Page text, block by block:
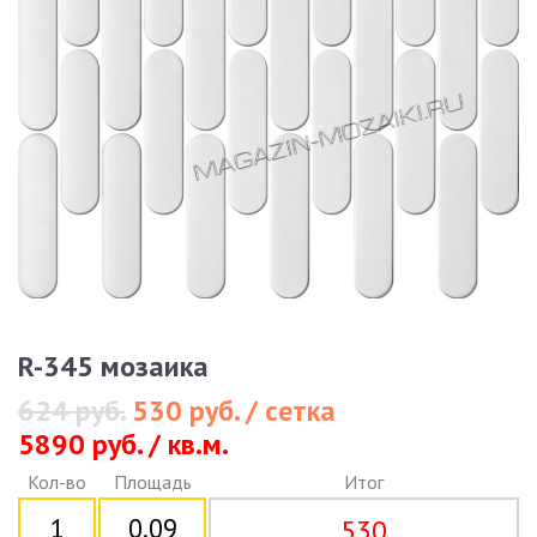
R-345 мозаика
624 руб.530 руб. / сетка
5890 руб. / кв.м.
Кол-во Площадь Итог